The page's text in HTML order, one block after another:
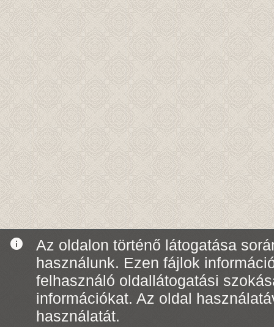
info
Az oldalon történő látogatása
használunk. Ezen fájlok
felhasználó oldallátogatási
információkat. Az oldal
használatát.